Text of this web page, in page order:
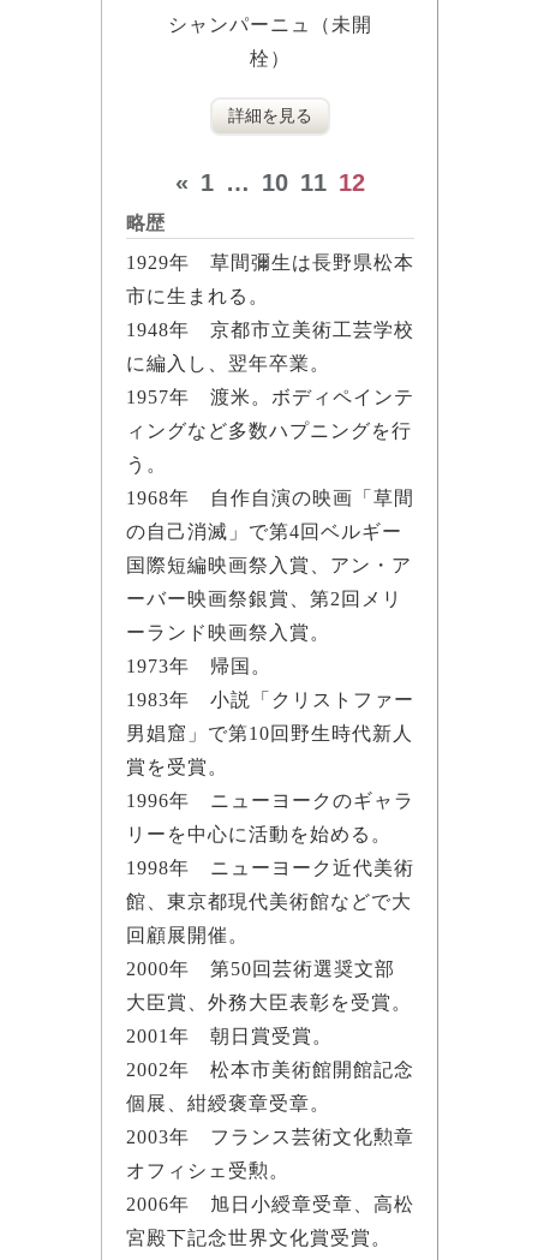
シャンパーニュ（未開
栓）
詳細を見る
« 1 … 10 11 12
略歴
1929年 草間彌生は長野県松本
市に生まれる。
1948年 京都市立美術工芸学校
に編入し、翌年卒業。
1957年 渡米。ボディペインテ
ィングなど多数ハプニングを行
う。
1968年 自作自演の映画「草間
の自己消滅」で第4回ベルギー
国際短編映画祭入賞、アン・ア
ーバー映画祭銀賞、第2回メリ
ーランド映画祭入賞。
1973年 帰国。
1983年 小説「クリストファー
男娼窟」で第10回野生時代新人
賞を受賞。
1996年 ニューヨークのギャラ
リーを中心に活動を始める。
1998年 ニューヨーク近代美術
館、東京都現代美術館などで大
回顧展開催。
2000年 第50回芸術選奨文部
大臣賞、外務大臣表彰を受賞。
2001年 朝日賞受賞。
2002年 松本市美術館開館記念
個展、紺綬褒章受章。
2003年 フランス芸術文化勲章
オフィシェ受勲。
2006年 旭日小綬章受章、高松
宮殿下記念世界文化賞受賞。